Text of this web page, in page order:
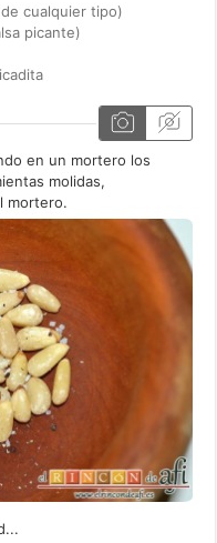
cualquier tipo)
picante)
en un mortero los
molidas,
mortero.